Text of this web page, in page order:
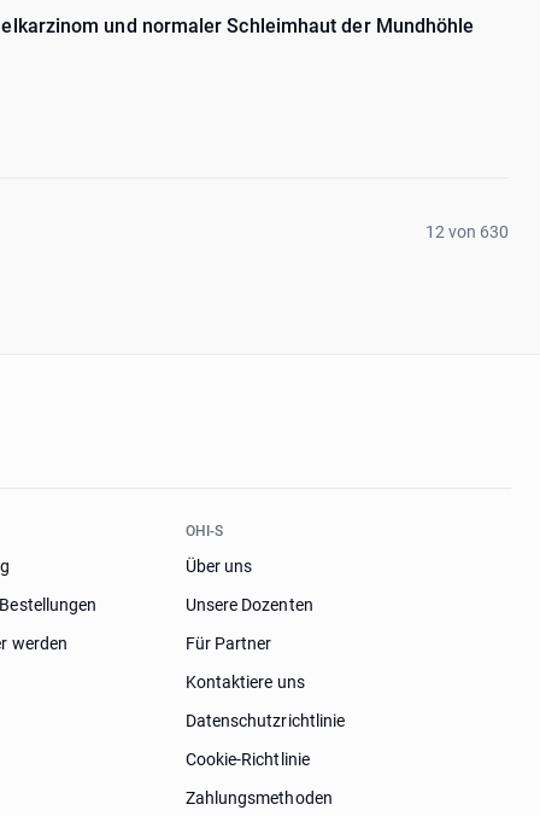
und normaler Schleimhaut der Mundhöhle
12 von 630
werden
OHI-S
Über uns
Unsere Dozenten
Für Partner
Kontaktiere uns
Datenschutzrichtlinie
Cookie-Richtlinie
Zahlungsmethoden